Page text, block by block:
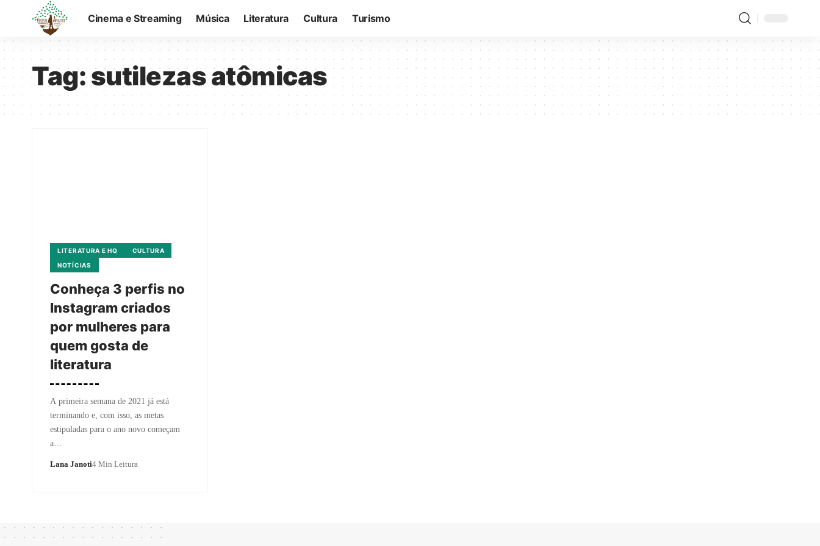
Cinema e Streaming Música Literatura Cultura Turismo
Tag:sutilezas atômicas
LITERATURA E HQ
CULTURA
NOTÍCIAS
Conheça 3 perfis no
Instagram criados
por mulheres para
quem gosta de
literatura
A primeira semana de 2021 já está
terminando e, com isso, as metas
estipuladas para o ano novo começam
a…
Lana Janoti4 Min Leitura